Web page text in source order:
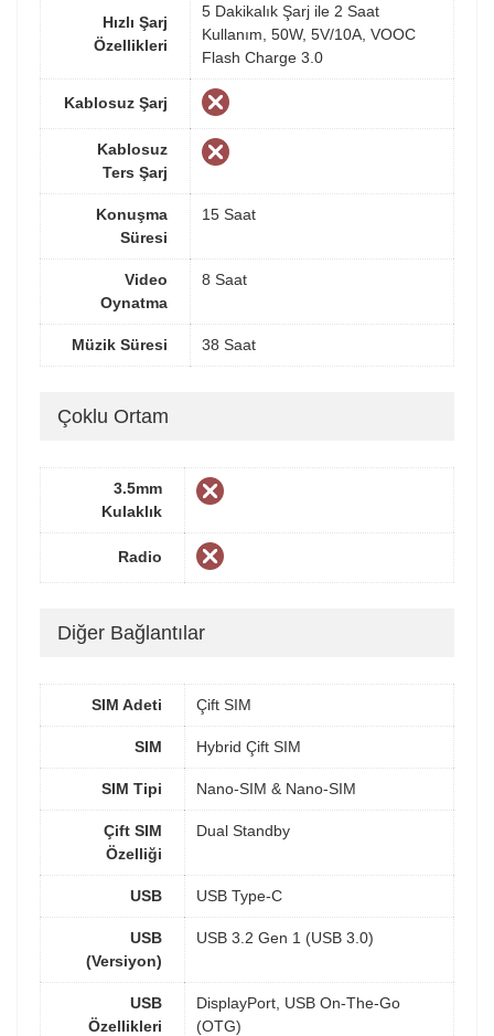
Hızlı Şarj
Özellikleri
5 Dakikalık Şarj ile 2 Saat
Kullanım, 50W, 5V/10A, VOOC
Flash Charge 3.0
Kablosuz Şarj
Kablosuz
Ters Şarj
Konuşma
Süresi
15 Saat
Video
Oynatma
8 Saat
Müzik Süresi 38 Saat
Çoklu Ortam
3.5mm
Kulaklık
Radio
Diğer Bağlantılar
SIM Adeti Çift SIM
SIM Hybrid Çift SIM
SIM Tipi Nano-SIM & Nano-SIM
Çift SIM
Özelliği
Dual Standby
USB USB Type-C
USB
(Versiyon)
USB 3.2 Gen 1 (USB 3.0)
USB
Özellikleri
DisplayPort, USB On-The-Go
(OTG)